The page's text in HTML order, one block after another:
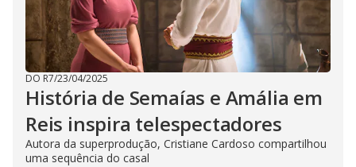
DO R7/23/04/2025
História de Semaías e Amália em
Reis inspira telespectadores
Autora da superprodução, Cristiane Cardoso compartilhou
uma sequência do casal